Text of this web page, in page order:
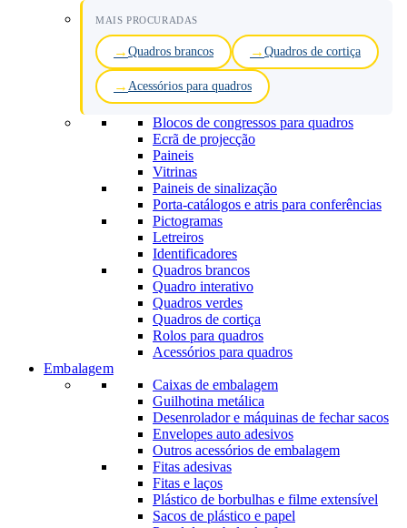
MAIS PROCURADAS
Quadros brancos Quadros de cortiça
Acessórios para quadros
Blocos de congressos para quadros
Ecrã de projecção
Paineis
Vitrinas
Paineis de sinalização
Porta-catálogos e atris para conferências
Pictogramas
Letreiros
Identificadores
Quadros brancos
Quadro interativo
Quadros verdes
Quadros de cortiça
Rolos para quadros
Acessórios para quadros
Embalagem
Caixas de embalagem
Guilhotina metálica
Desenrolador e máquinas de fechar sacos
Envelopes auto adesivos
Outros acessórios de embalagem
Fitas adesivas
Fitas e laços
Plástico de borbulhas e filme extensível
Sacos de plástico e papel